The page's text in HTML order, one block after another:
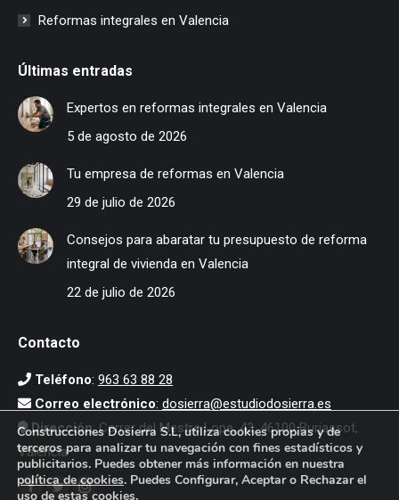
Reformas integrales en Valencia
Últimas entradas
Expertos en reformas integrales en Valencia
5 de agosto de 2026
Tu empresa de reformas en Valencia
29 de julio de 2026
Consejos para abaratar tu presupuesto de reforma
integral de vivienda en Valencia
22 de julio de 2026
Contacto
Teléfono: 963 63 88 28
Correo electrónico: dosierra@estudiodosierra.es
Dirección: Carrer del Mestre Lope, 43, 46100 Burjassot,
Valencia
Encuéntranos en:
Facebook
TwitterInstagram
Construcciones Dosierra S.L, utiliza cookies propias y de
terceros para analizar tu navegación con fines estadísticos y
publicitarios. Puedes obtener más información en nuestra
política de cookies. Puedes Configurar, Aceptar o Rechazar el
uso de estas cookies.